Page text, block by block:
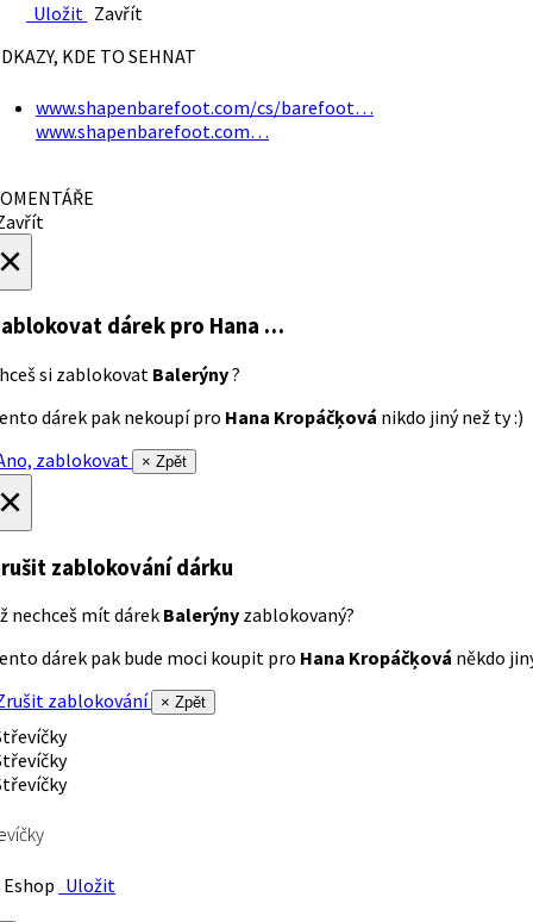
Uložit Zavřít
KDE TO SEHNAT
www.shapenbarefoot.com/cs/barefoot…
www.shapenbarefoot.com…
dárek pro Hana …
si zablokovat Balerýny?
dárek pak nekoupí pro Hana Kropáčķová nikdo jiný než ty :)
zablokovat
× Zpět
zablokování dárku
nechceš mít dárek Balerýny zablokovaný?
dárek pak bude moci koupit pro Hana Kropáčķová někdo
zablokování
× Zpět
Uložit